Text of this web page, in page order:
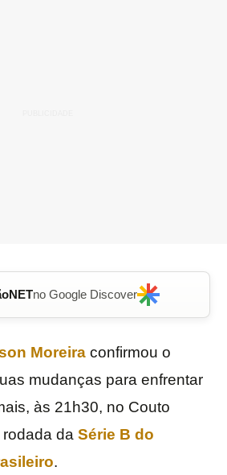
no Google Discover
Moreira confirmou o
mudanças para enfrentar
às 21h30, no Couto
rodada da Série B do
.